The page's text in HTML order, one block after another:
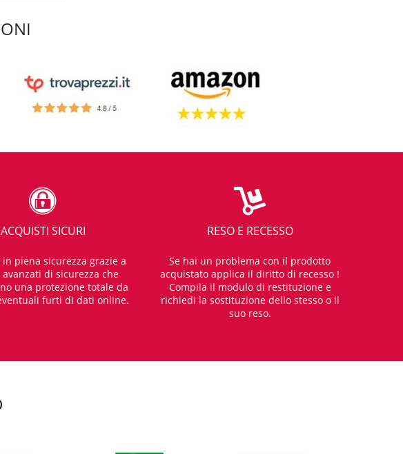
ACQUISTI SICURI
piena sicurezza grazie a
di sicurezza che
una protezione totale da
furti di dati online.
RESO E RECESSO
Se hai un problema con il prodotto
acquistato applica il diritto di recesso !
Compila il modulo di restituzione e
richiedi la sostituzione dello stesso o il
suo reso.